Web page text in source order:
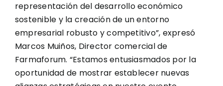
representación del desarrollo económico
sostenible y la creación de un entorno
empresarial robusto y competitivo”, expresó
Marcos Muiños, Director comercial de
Farmaforum. “Estamos entusiasmados por la
oportunidad de mostrar establecer nuevas